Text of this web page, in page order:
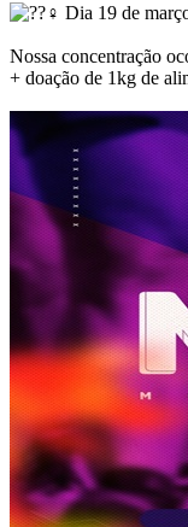
Dia 19 de
Nossa concentração
+ doação de 1kg de